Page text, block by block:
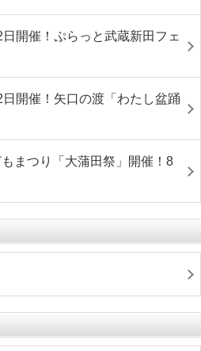
日開催！ぷらっと武蔵新田フェ
日開催！矢口の渡「わたし盆踊
まつり「大蒲田祭」開催！8